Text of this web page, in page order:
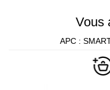
Vous
APC :